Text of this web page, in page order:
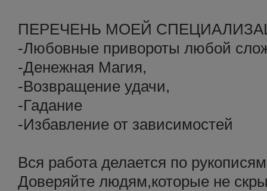
ПЕРЕЧЕНЬ МОЕЙ
-Любовные привороты любой
-Денежная Магия,
-Возвращение удачи,
-Гадание
-Избавление от зависимостей
Вся работа делается по
Доверяйте людям,которые не